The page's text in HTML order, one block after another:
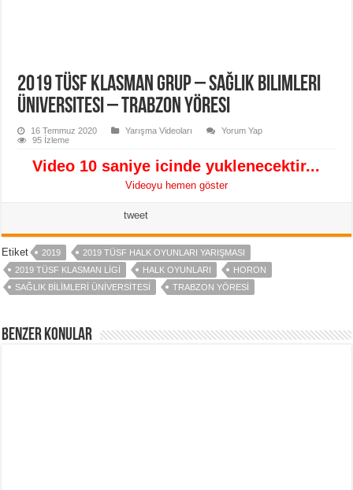
2019 TÜSF Klasman Grup – Sağlık Bilimleri
Üniversitesi – Trabzon Yöresi
16 Temmuz 2020 Yarışma Videoları
Yorum Yap
95 İzleme
Video 10 saniye icinde yuklenecektir...
Videoyu hemen göster
tweet
Etiket 2019
2019 TÜSF HALK OYUNLARI YARIŞMASI
2019 TÜSF KLASMAN LIGI
HALK OYUNLARI
HORON
SAĞLIK BILIMLERI ÜNIVERSITESI
TRABZON YÖRESI
Benzer Konular